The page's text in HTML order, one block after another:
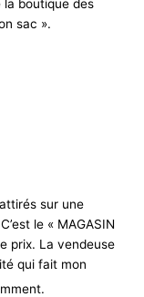
la boutique des
sac ».
sur une
le « MAGASIN
prix. La vendeuse
qui fait mon